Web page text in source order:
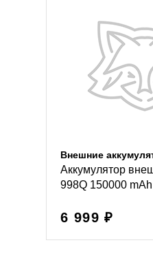
Внешние
Аккумулятор
998Q 150000
6 999 ₽